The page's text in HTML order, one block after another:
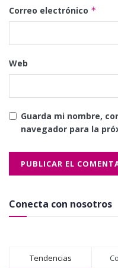
Correo electrónico *
Web
Guarda mi nombre,
navegador para la
Conecta con nosotros
Tendencias